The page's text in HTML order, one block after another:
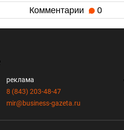
Комментарии 0
реклама
8 (843) 203-48-47
mir@business-gazeta.ru